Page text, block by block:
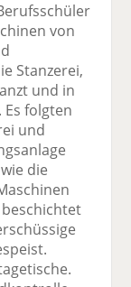
von
Stanzerei,
und in
folgten
und
die